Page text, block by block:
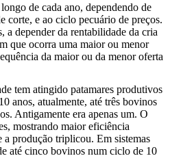
de cada ano, dependendo de
corte, e ao ciclo pecuário de preços.
a depender da rentabilidade da cria
que ocorra uma maior ou menor
da maior ou da menor oferta
tem atingido patamares produtivos
anos, atualmente, até três bovinos
Antigamente era apenas um. O
mostrando maior eficiência
a produção triplicou. Em sistemas
até cinco bovinos num ciclo de 10